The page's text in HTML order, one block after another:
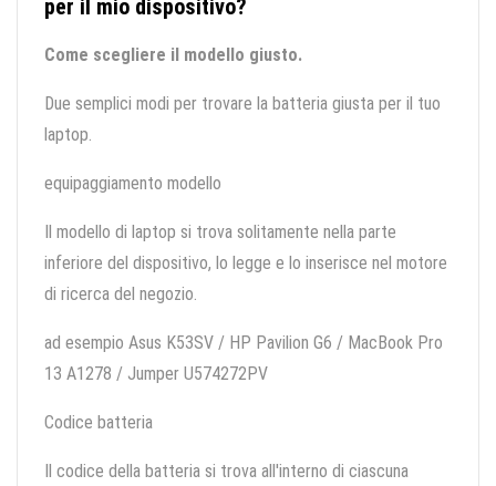
per il mio dispositivo?
Come scegliere il modello giusto.
Due semplici modi per trovare la batteria giusta per il tuo
laptop.
equipaggiamento modello
Il modello di laptop si trova solitamente nella parte
inferiore del dispositivo, lo legge e lo inserisce nel motore
di ricerca del negozio.
ad esempio Asus K53SV / HP Pavilion G6 / MacBook Pro
13 A1278 / Jumper U574272PV
Codice batteria
Il codice della batteria si trova all'interno di ciascuna